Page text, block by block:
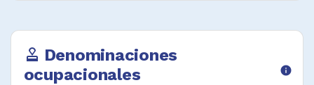
approval Denominaciones
ocupacionales
info